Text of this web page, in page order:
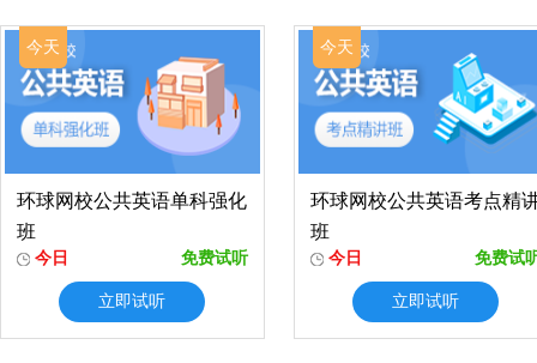
今天
环球网校公共英语单科强化
班
今日 免费试听
立即试听
今天
环球网校公共英语考点精
班
今日 免费试
立即试听